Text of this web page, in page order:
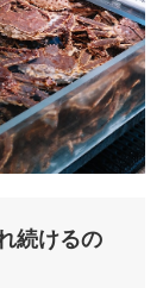
続けるの